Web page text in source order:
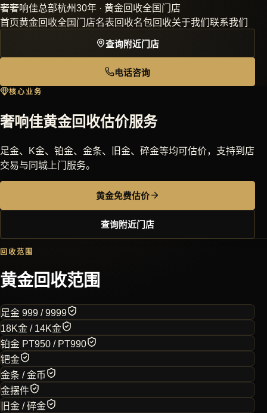
奢奢响佳总部杭州30年 · 黄金回收全国门店
首页黄金回收全国门店名表回收名包回收关于我们 联系我们
查询附近门店
电话咨询
核心业务
奢响佳黄金回收估价服务
足金、K金、铂金、金条、旧金、碎金等均可估价，支持到店
交易与同城上门服务。
黄金免费估价
查询附近门店
回收范围
黄金回收范围
足金 999 / 9999
18K金 / 14K金
铂金 PT950 / PT990
钯金
金条 / 金币
金摆件
旧金 / 碎金